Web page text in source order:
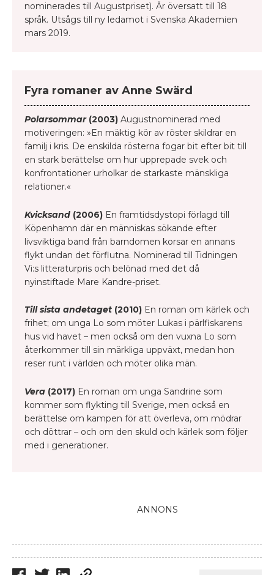
nominerades till Augustpriset). Är översatt till 18
språk. Utsågs till ny ledamot i Svenska Akademien
mars 2019.
Fyra romaner av Anne Swärd
Polarsommar (2003) Augustnominerad med
motiveringen: »En mäktig kör av röster skildrar en
familj i kris. De enskilda rösterna fogar bit efter bit till
en stark berättelse om hur upprepade svek och
konfrontationer urholkar de starkaste mänskliga
relationer.«
Kvicksand (2006) En framtidsdystopi förlagd till
Köpenhamn där en människas sökande efter
livsviktiga band från barndomen korsar en annans
flykt undan det förflutna. Nominerad till Tidningen
Vi:s litteraturpris och belönad med det då
nyinstiftade Mare Kandre-priset.
Till sista andetaget (2010) En roman om kärlek och
frihet; om unga Lo som möter Lukas i pärlfiskarens
hus vid havet – men också om den vuxna Lo som
återkommer till sin märkliga uppväxt, medan hon
reser runt i världen och möter olika män.
Vera (2017) En roman om unga Sandrine som
kommer som flykting till Sverige, men också en
berättelse om kampen för att överleva, om mödrar
och döttrar – och om den skuld och kärlek som följer
med i generationer.
ANNONS